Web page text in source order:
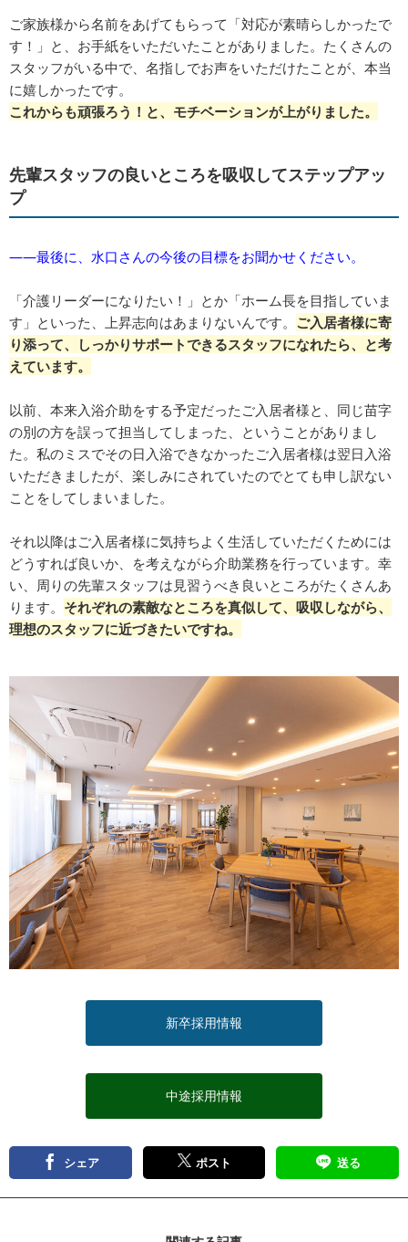
ご家族様から名前をあげてもらって「対応が素晴らしかったで
す！」と、お手紙をいただいたことがありました。たくさんの
スタッフがいる中で、名指しでお声をいただけたことが、本当
に嬉しかったです。
これからも頑張ろう！と、モチベーションが上がりました。
先輩スタッフの良いところを吸収してステップアッ
プ
――最後に、水口さんの今後の目標をお聞かせください。
「介護リーダーになりたい！」とか「ホーム長を目指していま
す」といった、上昇志向はあまりないんです。 ご入居者様に寄
り添って、しっかりサポートできるスタッフになれたら、と考
えています。
以前、本来入浴介助をする予定だったご入居者様と、同じ苗字
の別の方を誤って担当してしまった、ということがありまし
た。私のミスでその日入浴できなかったご入居者様は翌日入浴
いただきましたが、楽しみにされていたのでとても申し訳ない
ことをしてしまいました。
それ以降はご入居者様に気持ちよく生活していただくためには
どうすれば良いか、を考えながら介助業務を行っています。幸
い、周りの先輩スタッフは見習うべき良いところがたくさんあ
ります。 それぞれの素敵なところを真似して、吸収しながら、
理想のスタッフに近づきたいですね。
新卒採用情報
中途採用情報
シェア ポスト 送る